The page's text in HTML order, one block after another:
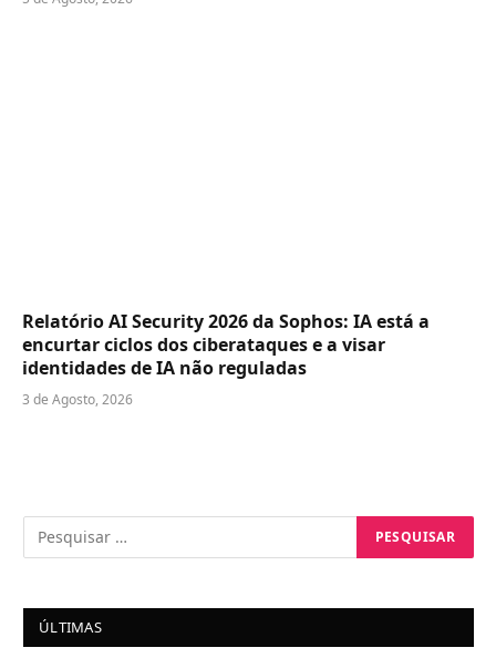
Relatório AI Security 2026 da Sophos: IA está a
encurtar ciclos dos ciberataques e a visar
identidades de IA não reguladas
3 de Agosto, 2026
ÚLTIMAS